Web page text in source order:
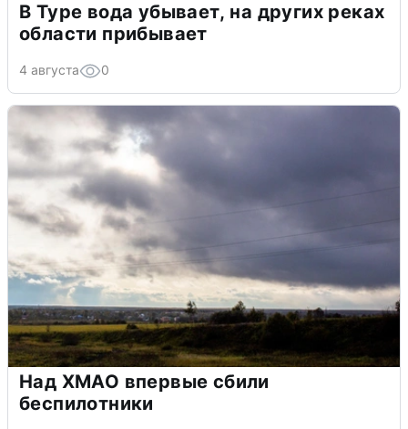
В Туре вода убывает, на других реках
области прибывает
4 августа 0
Над ХМАО впервые сбили
беспилотники